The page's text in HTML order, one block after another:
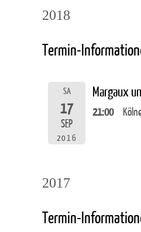
2018
Termin-
SA
17
SEP
2016
Margaux
21:00
2017
Termin-